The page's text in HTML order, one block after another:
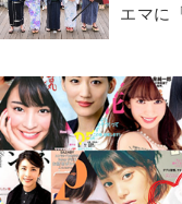
エマに